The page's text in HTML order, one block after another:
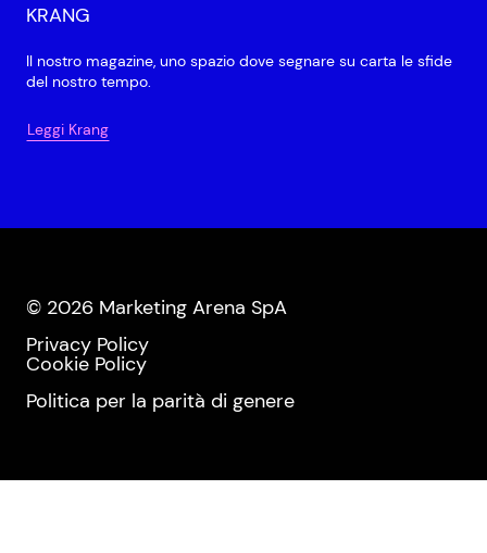
KRANG
Il nostro magazine, uno spazio dove segnare su carta le sfide
del nostro tempo.
Leggi Krang
© 2026 Marketing Arena SpA
Privacy Policy
Cookie Policy
Politica per la parità di genere